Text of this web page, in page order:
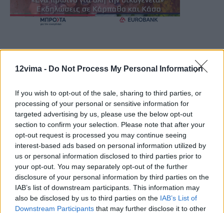
12vima - Do Not Process My Personal Information
If you wish to opt-out of the sale, sharing to third parties, or
processing of your personal or sensitive information for
targeted advertising by us, please use the below opt-out
section to confirm your selection. Please note that after your
opt-out request is processed you may continue seeing
interest-based ads based on personal information utilized by
us or personal information disclosed to third parties prior to
your opt-out. You may separately opt-out of the further
disclosure of your personal information by third parties on the
IAB’s list of downstream participants. This information may
also be disclosed by us to third parties on the IAB’s List of
Downstream Participants that may further disclose it to other